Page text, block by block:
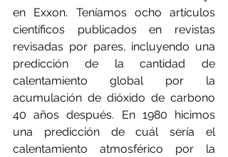
en Exxon. Teníamos ocho artículos
científicos publicados en revistas
revisadas por pares, incluyendo una
predicción de la cantidad de
calentamiento global por la
acumulación de dióxido de carbono
40 años después. En 1980 hicimos
una predicción de cuál sería el
calentamiento atmosférico por la